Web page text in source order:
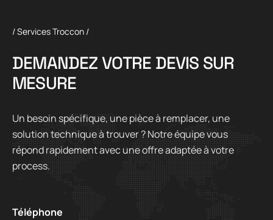
/ Services Troccon /
DEMANDEZVOTRE DEVIS SUR
MESURE
Un besoin spécifique, une pièce à remplacer, une
solution technique à trouver ? Notre équipe vous
répond rapidement avec une offre adaptée à votre
process.
Téléphone